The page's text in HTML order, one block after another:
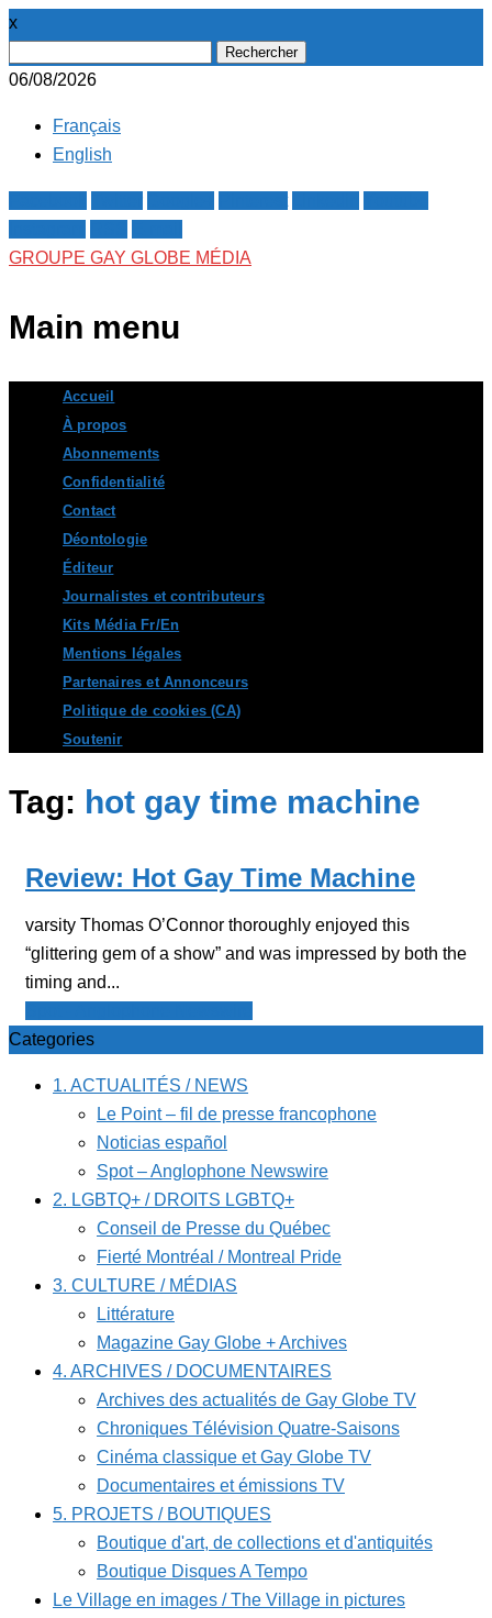
x
06/08/2026
Français
English
GROUPE GAY GLOBE MÉDIA
Main menu
content
Accueil
À propos
Abonnements
Confidentialité
Contact
Déontologie
Éditeur
Journalistes et contributeurs
Kits Média Fr/En
Mentions légales
Partenaires et Annonceurs
Politique de cookies (CA)
Soutenir
Tag: hot gay time machine
Review: Hot Gay Time Machine
varsity Thomas O’Connor thoroughly enjoyed this
“glittering gem of a show” and was impressed by both the
timing and...
Categories
1. ACTUALITÉS / NEWS
Le Point – fil de presse francophone
Noticias español
Spot – Anglophone Newswire
2. LGBTQ+ / DROITS LGBTQ+
Conseil de Presse du Québec
Fierté Montréal / Montreal Pride
3. CULTURE / MÉDIAS
Littérature
Magazine Gay Globe + Archives
4. ARCHIVES / DOCUMENTAIRES
Archives des actualités de Gay Globe TV
Chroniques Télévision Quatre-Saisons
Cinéma classique et Gay Globe TV
Documentaires et émissions TV
5. PROJETS / BOUTIQUES
Boutique d'art, de collections et d'antiquités
Boutique Disques A Tempo
Le Village en images / The Village in pictures